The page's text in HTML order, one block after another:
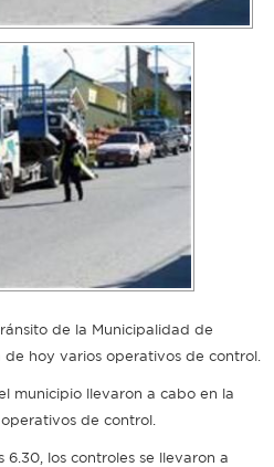
de la Municipalidad de
de hoy varios operativos de control.
municipio llevaron a cabo en la
de control.
6.30, los controles se llevaron a